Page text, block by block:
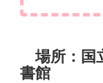
場所：国
書館